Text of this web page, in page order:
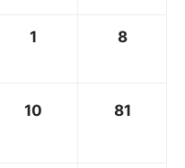
1 8
10 81